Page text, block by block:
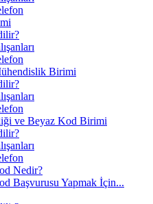
Birimi
ve Beyaz Kod Birimi
Nedir?
Başvurusu Yapmak İçin...